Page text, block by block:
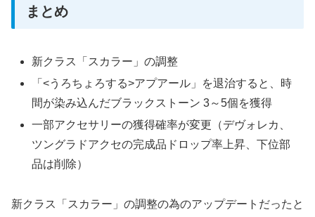
まとめ
新クラス「スカラー」の調整
「<うろちょろする>アプアール」を退治すると、時
間が染み込んだブラックストーン 3～5個を獲得
一部アクセサリーの獲得確率が変更（デヴォレカ、
ツングラドアクセの完成品ドロップ率上昇、下位部
品は削除）
新クラス「スカラー」の調整の為のアップデートだったと